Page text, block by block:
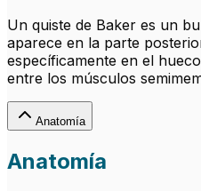
Un quiste de Baker es un
aparece en la parte
específicamente en el
entre los músculos
Anatomía
Anatomía